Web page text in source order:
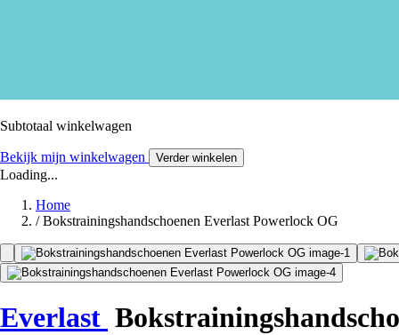
Subtotaal winkelwagen
Bekijk mijn winkelwagen Verder winkelen
Loading...
Home
/ Bokstrainingshandschoenen Everlast Powerlock OG
Everlast